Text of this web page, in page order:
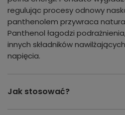
regulując procesy odnowy
panthenolem przywraca
Panthenol łagodzi
innych składników
napięcia.
Jak stosować?